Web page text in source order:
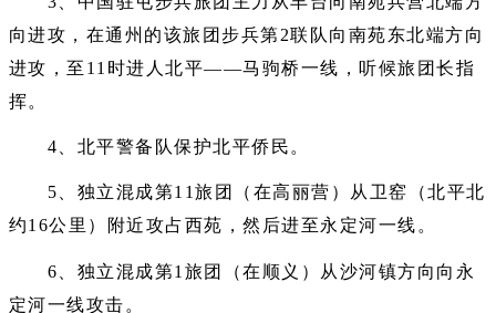
向进攻，在通州的该旅团步兵第2联队向南苑东北端方向
进攻，至11时进人北平——马驹桥一线，听候旅团长指
挥。
4、北平警备队保护北平侨民。
5、独立混成第11旅团（在高丽营）从卫窑（北平北
约16公里）附近攻占西苑，然后进至永定河一线。
6、独立混成第1旅团（在顺义）从沙河镇方向向永
定河一线攻击。